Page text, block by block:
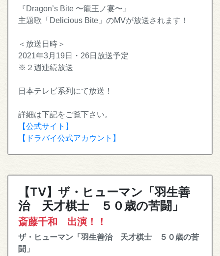
『Dragon’s Bite 〜龍王ノ宴〜』
主題歌「Delicious Bite」のMVが放送されます！
＜放送日時＞
2021年3月19日・26日放送予定
※２週連続放送
日本テレビ系列にて放送！
詳細は下記をご覧下さい。
【公式サイト】
【ドラバイ公式アカウント】
【TV】ザ・ヒューマン「羽生善
治 天才棋士 ５０歳の苦闘」
斎藤千和 出演！！
ザ・ヒューマン「羽生善治 天才棋士 ５０歳の苦
闘」